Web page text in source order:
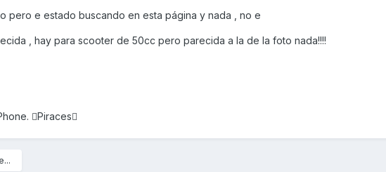
pero e estado buscando en esta página y nada , no e
, hay para scooter de 50cc pero parecida a la de la foto nada!!!!
Piraces